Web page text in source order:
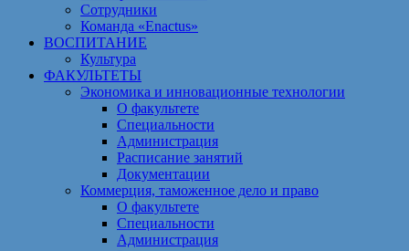
Сотрудники
Команда «Enactus»
ВОСПИТАНИЕ
Культура
ФАКУЛЬТЕТЫ
Экономика и инновационные технологии
О факультете
Специальности
Администрация
Расписание занятий
Документации
Коммерция, таможенное дело и право
О факультете
Специальности
Администрация